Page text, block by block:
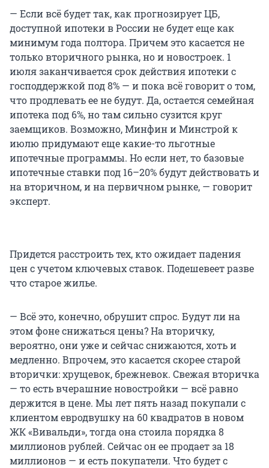
— Если всё будет так, как прогнозирует ЦБ,
доступной ипотеки в России не будет еще как
минимум года полтора. Причем это касается не
только вторичного рынка, но и новостроек. 1
июля заканчивается срок действия ипотеки с
господдержкой под 8% — и пока всё говорит о том,
что продлевать ее не будут. Да, остается семейная
ипотека под 6%, но там сильно сузится круг
заемщиков. Возможно, Минфин и Минстрой к
июлю придумают еще какие-то льготные
ипотечные программы. Но если нет, то базовые
ипотечные ставки под 16–20% будут действовать и
на вторичном, и на первичном рынке, — говорит
эксперт.
Придется расстроить тех, кто ожидает падения
цен с учетом ключевых ставок. Подешевеет разве
что старое жилье.
— Всё это, конечно, обрушит спрос. Будут ли на
этом фоне снижаться цены? На вторичку,
вероятно, они уже и сейчас снижаются, хоть и
медленно. Впрочем, это касается скорее старой
вторички: хрущевок, брежневок. Свежая вторичка
— то есть вчерашние новостройки — всё равно
держится в цене. Мы лет пять назад покупали с
клиентом евродвушку на 60 квадратов в новом
ЖК «Вивальди», тогда она стоила порядка 8
миллионов рублей. Сейчас он ее продает за 18
миллионов — и есть покупатели. Что будет с